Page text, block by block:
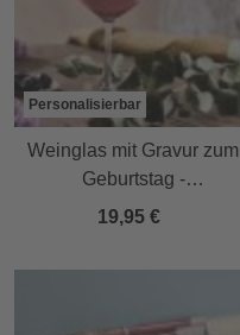
Personalisierbar
Weinglas mit Gravur zum
Geburtstag -
Personalisiert
19,95 €